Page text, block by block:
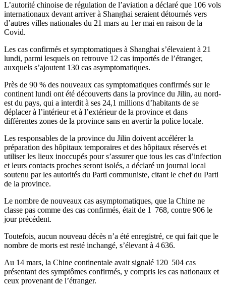
L’autorité chinoise de régulation de l’aviation a déclaré que 106 vols
internationaux devant arriver à Shanghai seraient détournés vers
d’autres villes nationales du 21 mars au 1er mai en raison de la
Covid.
Les cas confirmés et symptomatiques à Shanghai s’élevaient à 21
lundi, parmi lesquels on retrouve 12 cas importés de l’étranger,
auxquels s’ajoutent 130 cas asymptomatiques.
Près de 90 % des nouveaux cas symptomatiques confirmés sur le
continent lundi ont été découverts dans la province du Jilin, au nord-
est du pays, qui a interdit à ses 24,1 millions d’habitants de se
déplacer à l’intérieur et à l’extérieur de la province et dans
différentes zones de la province sans en avertir la police locale.
Les responsables de la province du Jilin doivent accélérer la
préparation des hôpitaux temporaires et des hôpitaux réservés et
utiliser les lieux inoccupés pour s’assurer que tous les cas d’infection
et leurs contacts proches seront isolés, a déclaré un journal local
soutenu par les autorités du Parti communiste, citant le chef du Parti
de la province.
Le nombre de nouveaux cas asymptomatiques, que la Chine ne
classe pas comme des cas confirmés, était de 1 768, contre 906 le
jour précédent.
Toutefois, aucun nouveau décès n’a été enregistré, ce qui fait que le
nombre de morts est resté inchangé, s’élevant à 4 636.
Au 14 mars, la Chine continentale avait signalé 120 504 cas
présentant des symptômes confirmés, y compris les cas nationaux et
ceux provenant de l’étranger.